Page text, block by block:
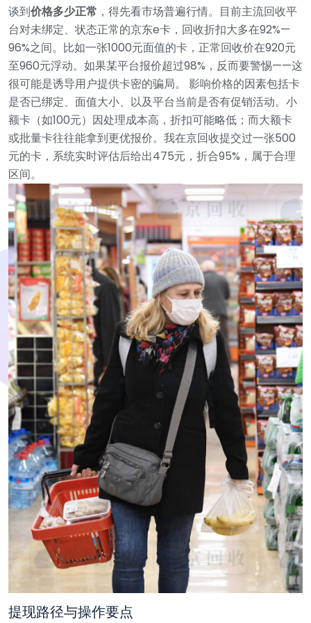
谈到价格多少正常 ，得先看市场普遍行情。目前主流回收平
台对未绑定、状态正常的京东e卡，回收折扣大多在92%—
96%之间。比如一张1000元面值的卡，正常回收价在920元
至960元浮动。如果某平台报价超过98%，反而要警惕——这
很可能是诱导用户提供卡密的骗局。
影响价格的因素包括卡
是否已绑定、面值大小、以及平台当前是否有促销活动。小
额卡（如100元）因处理成本高，折扣可能略低；而大额卡
或批量卡往往能拿到更优报价。我在京回收提交过一张500
元的卡，系统实时评估后给出475元，折合95%，属于合理
区间。
提现路径与操作要点